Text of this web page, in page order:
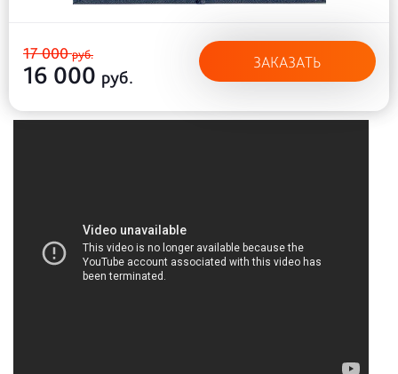
17 000руб.
16 000 руб.
ЗАКАЗАТЬ